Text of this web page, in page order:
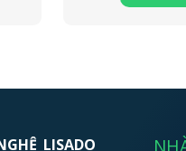
LISADO